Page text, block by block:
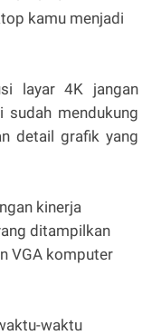
kamu menjadi
layar 4K jangan
sudah mendukung
detail grafik yang
kinerja
ditampilkan
VGA komputer
waktu